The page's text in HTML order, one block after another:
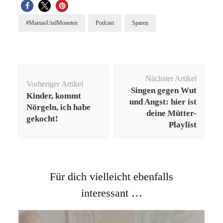
#MamasUndMoneten Podcast Sparen
Vorheriger Artikel
Kinder, kommt
Nörgeln, ich habe
gekocht!
Nächster Artikel
Singen gegen Wut
und Angst: hier ist
deine Mütter-
Playlist
Für dich vielleicht ebenfalls
interessant …